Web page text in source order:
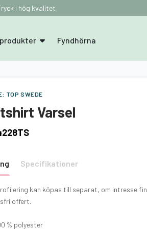
i hög kvalitet
Fyndhörna
TOP SWEDE
Varsel
Specifikationer
kan köpas till separat, om intresse
offert.
% polyester